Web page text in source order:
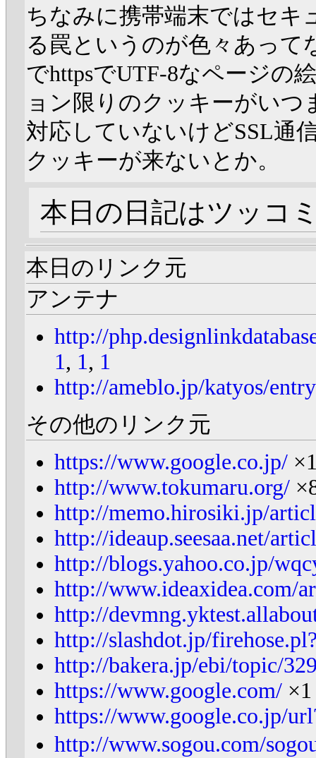
ちなみに携帯端末ではセキ
る罠というのが色々あって
でhttpsでUTF-8なページの
ョン限りのクッキーがい
対応していないけどSSL通
クッキーが来ないとか。
本日の日記はツッコ
本日のリンク元
アンテナ
http://
1 , 1 , 1
http://ameblo.jp/katyos/
その他のリンク元
https://www.google.co.jp/
http://www.tokumaru.org/
http://memo.hirosiki.jp/
http://ideaup.seesaa.net/
http://blogs.yahoo.co.jp/
http://www.ideaxidea.com/
http://
http://slashdot.jp/
http://bakera.jp/ebi/topic/
https://www.google.com/ ×1
https://www.google.co.jp/
http://www.sogou.com/